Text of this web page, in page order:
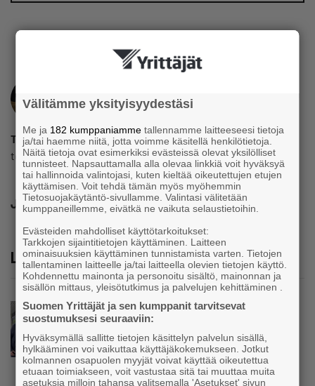
Toimitus
toimitus@yrittajat.fi
Jaa
Lue lisää
Uutinen
Parikkalassa toimii yhä liike, jollainen alkaa
olla muualla harvinaisuus – Yrittäjä Hilkka
Myllylä tuntee asiakkaidensa jalat kuin
omansa
Välitämme yksityisyydestäsi
Me ja 182 kumppaniamme tallennamme laitteeseesi tietoja
ja/tai haemme niitä, jotta voimme käsitellä henkilötietoja.
Näitä tietoja ovat esimerkiksi evästeissä olevat yksilölliset
tunnisteet. Napsauttamalla alla olevaa linkkiä voit hyväksyä
tai hallinnoida valintojasi, kuten kieltää oikeutettujen etujen
käyttämisen. Voit tehdä tämän myös myöhemmin
Tietosuojakäytäntö-sivullamme. Valintasi välitetään
kumppaneillemme, eivätkä ne vaikuta selaustietoihin.
Evästeiden mahdolliset käyttötarkoitukset:
Tarkkojen sijaintitietojen käyttäminen. Laitteen
ominaisuuksien käyttäminen tunnistamista varten. Tietojen
tallentaminen laitteelle ja/tai laitteella olevien tietojen käyttö.
Kohdennettu mainonta ja personoitu sisältö, mainonnan ja
sisällön mittaus, yleisötutkimus ja palvelujen kehittäminen .
Suomen Yrittäjät ja sen kumppanit tarvitsevat
suostumuksesi seuraaviin:
Hyväksymällä sallitte tietojen käsittelyn palvelun sisällä,
hylkääminen voi vaikuttaa käyttäjäkokemukseen. Jotkut
kolmannen osapuolen myyjät voivat käyttää oikeutettua
etuaan toimiakseen, voit vastustaa sitä tai muuttaa muita
asetuksia milloin tahansa valitsemalla 'Asetukset' sivun